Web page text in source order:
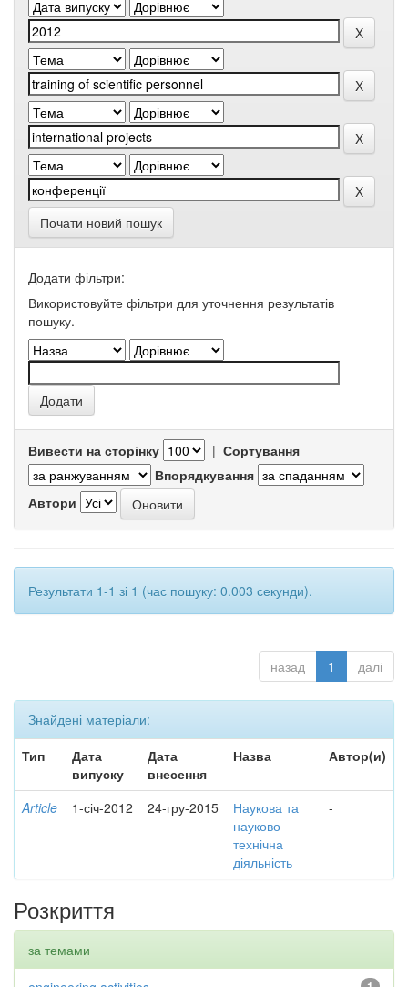
Почати новий пошук
Додати фільтри:
Використовуйте фільтри для уточнення результатів
пошуку.
Вивести на сторінку | Сортування
Впорядкування
Автори
Результати 1-1 зі 1 (час пошуку: 0.003 секунди).
назад 1 далі
Знайдені матеріали:
Тип
Дата
випуску
Дата
внесення
Назва Автор(и)
Article 1-січ-2012 24-гру-2015
Наукова та
науково-
технічна
діяльність
-
Розкриття
за темами